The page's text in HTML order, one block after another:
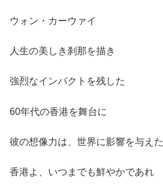
ウォン・カーウァイ
人生の美しき刹那を描き
強烈なインパクトを残した
60年代の香港を舞台に
彼の想像力は、世界に影響を与えた
香港よ、いつまでも鮮やかであれ